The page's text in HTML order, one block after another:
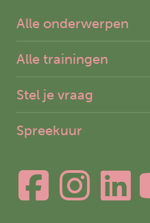
Alle onderwerpen
Alle trainingen
Stel je vraag
Spreekuur